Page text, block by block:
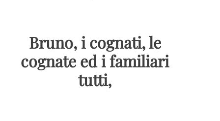
Bruno, i cognati, le
cognate ed i familiari
tutti,